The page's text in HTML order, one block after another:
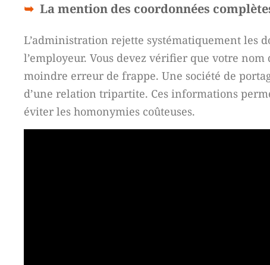
La mention des coordonnées
L’administration rejette systématiquement les
l’employeur. Vous devez vérifier que votre
moindre erreur de frappe. Une société de
d’une relation tripartite. Ces informations
éviter les homonymies coûteuses.